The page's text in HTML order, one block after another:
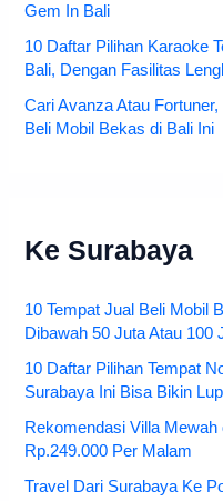
Gem In Bali
10 Daftar Pilihan Karaoke
Bali, Dengan Fasilitas
Cari Avanza Atau
Beli Mobil Bekas di Bali Ini
Ke Surabaya
10 Tempat Jual Beli Mobil
Dibawah 50 Juta Atau 100
10 Daftar Pilihan Tempat
Surabaya Ini Bisa Bikin
Rekomendasi Villa
Rp.249.000 Per Malam
Travel Dari Surabaya Ke